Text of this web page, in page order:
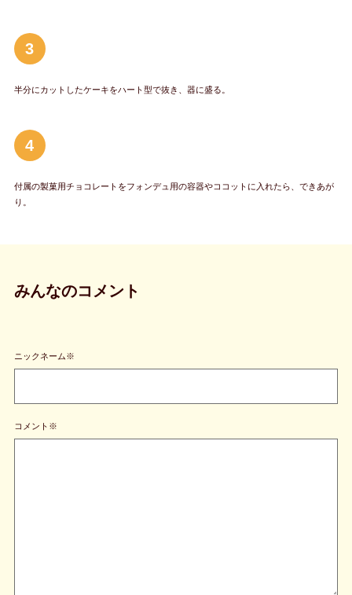
3
半分にカットしたケーキをハート型で抜き、器に盛る。
4
付属の製菓用チョコレートをフォンデュ用の容器やココットに入れたら、できあが
り。
みんなのコメント
ニックネーム※
コメント※